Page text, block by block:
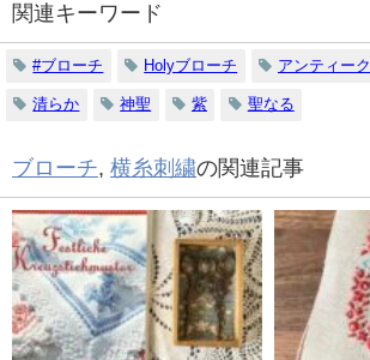
関連キーワード
#ブローチ Holyブローチ アンティーク
清らか 神聖 紫 聖なる
ブローチ, 横糸刺繍の関連記事